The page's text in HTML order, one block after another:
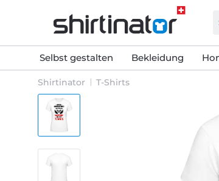
Selbst gestalten Bekleidung
Shirtinator T-Shirts